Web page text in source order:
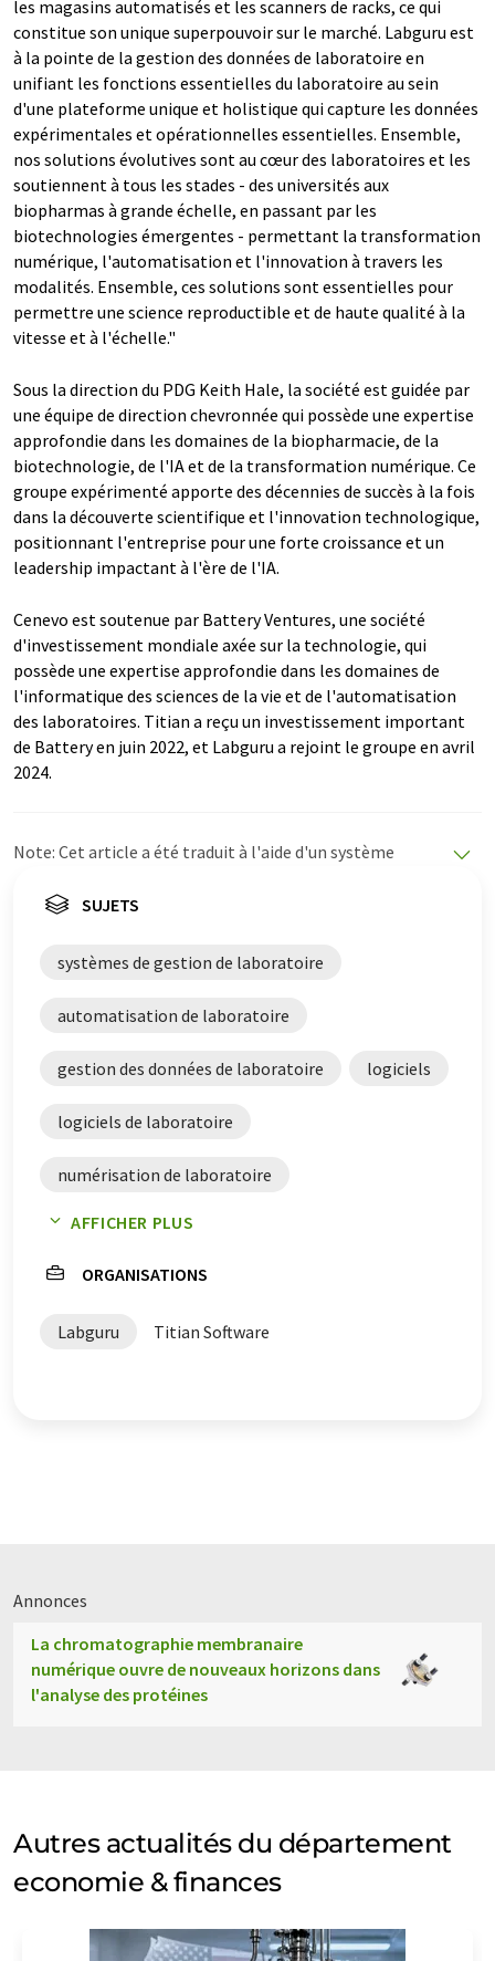
les magasins automatisés et les scanners de racks, ce qui
constitue son unique superpouvoir sur le marché. Labguru est
à la pointe de la gestion des données de laboratoire en
unifiant les fonctions essentielles du laboratoire au sein
d'une plateforme unique et holistique qui capture les données
expérimentales et opérationnelles essentielles. Ensemble,
nos solutions évolutives sont au cœur des laboratoires et les
soutiennent à tous les stades - des universités aux
biopharmas à grande échelle, en passant par les
biotechnologies émergentes - permettant la transformation
numérique, l'automatisation et l'innovation à travers les
modalités. Ensemble, ces solutions sont essentielles pour
permettre une science reproductible et de haute qualité à la
vitesse et à l'échelle."
Sous la direction du PDG Keith Hale, la société est guidée par
une équipe de direction chevronnée qui possède une expertise
approfondie dans les domaines de la biopharmacie, de la
biotechnologie, de l'IA et de la transformation numérique. Ce
groupe expérimenté apporte des décennies de succès à la fois
dans la découverte scientifique et l'innovation technologique,
positionnant l'entreprise pour une forte croissance et un
leadership impactant à l'ère de l'IA.
Cenevo est soutenue par Battery Ventures, une société
d'investissement mondiale axée sur la technologie, qui
possède une expertise approfondie dans les domaines de
l'informatique des sciences de la vie et de l'automatisation
des laboratoires. Titian a reçu un investissement important
de Battery en juin 2022, et Labguru a rejoint le groupe en avril
2024.
Note: Cet article a été traduit à l'aide d'un système
propose ces traductions automatiques pour présenter
été traduit avec traduction automatique, il est possible
qu'il contienne des erreurs de vocabulaire, de syntaxe ou
trouvéici.
SUJETS
systèmes de gestion de laboratoire
automatisation de laboratoire
gestion des données de laboratoire logiciels
logiciels de laboratoire
numérisation de laboratoire
intelligence artificielle
logiciel d'intelligence artificielle
systèmes d'automatisation de laboratoire
AFFICHER PLUS
ORGANISATIONS
Labguru Titian Software
Annonces
La chromatographie membranaire
numérique ouvre de nouveaux horizons dans
l'analyse des protéines
Autres actualités du département
economie & finances